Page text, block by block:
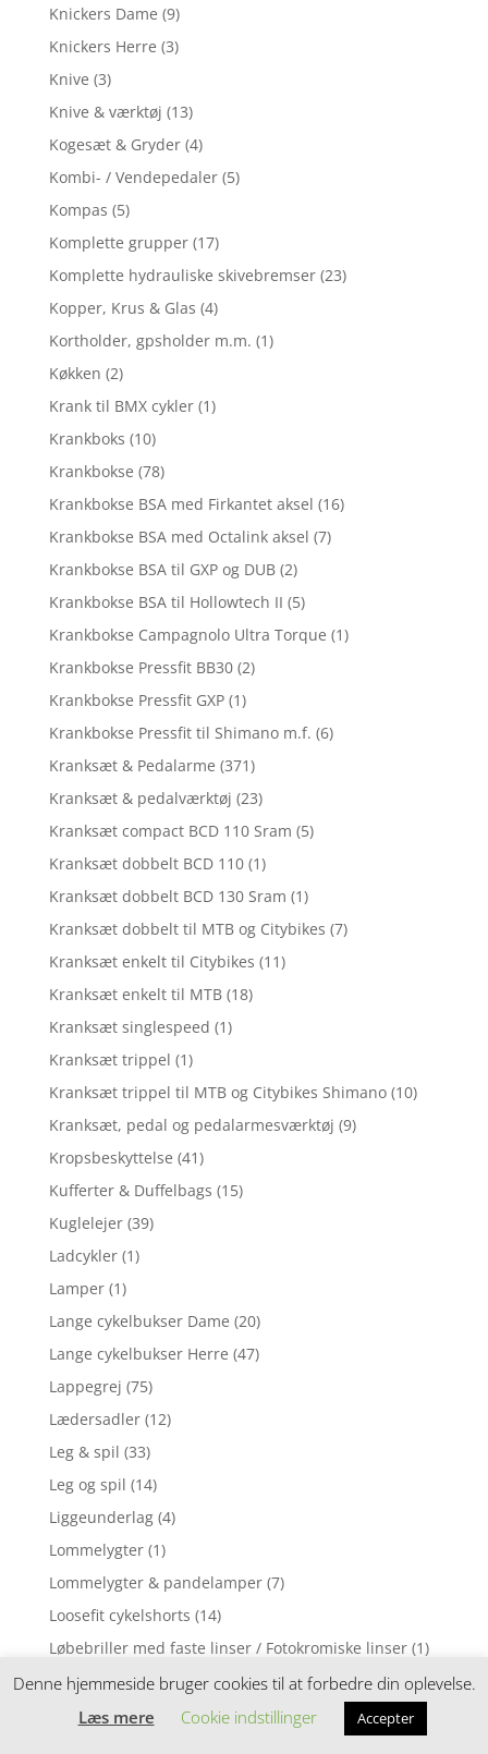
Knickers Dame (9)
Knickers Herre (3)
Knive (3)
Knive & værktøj (13)
Kogesæt & Gryder (4)
Kombi- / Vendepedaler (5)
Kompas (5)
Komplette grupper (17)
Komplette hydrauliske skivebremser (23)
Kopper, Krus & Glas (4)
Kortholder, gpsholder m.m. (1)
Køkken (2)
Krank til BMX cykler (1)
Krankboks (10)
Krankbokse (78)
Krankbokse BSA med Firkantet aksel (16)
Krankbokse BSA med Octalink aksel (7)
Krankbokse BSA til GXP og DUB (2)
Krankbokse BSA til Hollowtech II (5)
Krankbokse Campagnolo Ultra Torque (1)
Krankbokse Pressfit BB30 (2)
Krankbokse Pressfit GXP (1)
Krankbokse Pressfit til Shimano m.f. (6)
Kranksæt & Pedalarme (371)
Kranksæt & pedalværktøj (23)
Kranksæt compact BCD 110 Sram (5)
Kranksæt dobbelt BCD 110 (1)
Kranksæt dobbelt BCD 130 Sram (1)
Kranksæt dobbelt til MTB og Citybikes (7)
Kranksæt enkelt til Citybikes (11)
Kranksæt enkelt til MTB (18)
Kranksæt singlespeed (1)
Kranksæt trippel (1)
Kranksæt trippel til MTB og Citybikes Shimano (10)
Kranksæt, pedal og pedalarmesværktøj (9)
Kropsbeskyttelse (41)
Kufferter & Duffelbags (15)
Kuglelejer (39)
Ladcykler (1)
Lamper (1)
Lange cykelbukser Dame (20)
Lange cykelbukser Herre (47)
Lappegrej (75)
Lædersadler (12)
Leg & spil (33)
Leg og spil (14)
Liggeunderlag (4)
Lommelygter (1)
Lommelygter & pandelamper (7)
Loosefit cykelshorts (14)
Løbebriller med faste linser / Fotokromiske linser (1)
Løbebriller med styrke (2)
Løbecykel (31)
Denne hjemmeside bruger cookies til at forbedre din oplevelse.
Læs mere
Cookie indstillinger Accepter